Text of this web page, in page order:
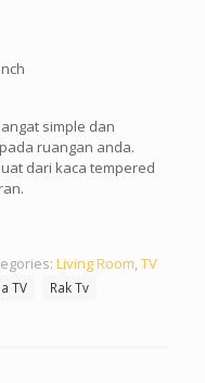
simple dan
ruangan anda.
dari kaca tempered
Living Room,TV
TV
Rak Tv